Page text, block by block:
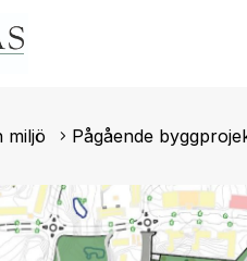
miljö Pågående